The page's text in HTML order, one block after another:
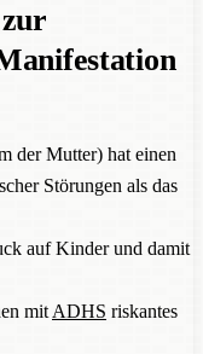
der Mutter) hat einen
Störungen als das
auf Kinder und damit
mit ADHS riskantes